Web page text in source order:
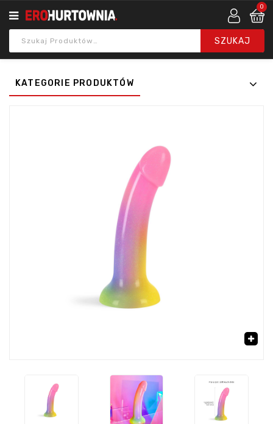
0
KATEGORIE PRODUKTÓW